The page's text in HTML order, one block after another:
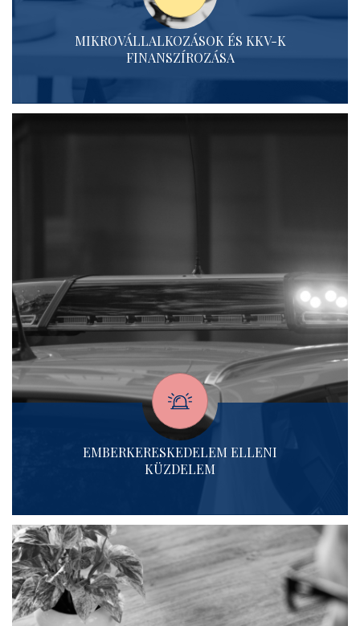
MIKROVÁLLALKOZÁSOK ÉS KKV-K
FINANSZÍROZÁSA
EMBERKERESKEDELEM ELLENI
KÜZDELEM